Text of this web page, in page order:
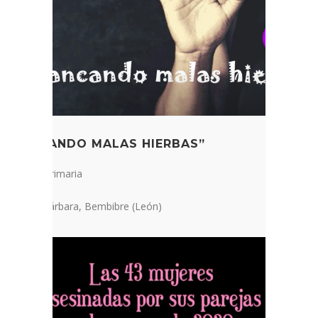
MALAS HIERBAS”
Cicle de primaria
Santa Bárbara, Bembibre (León)